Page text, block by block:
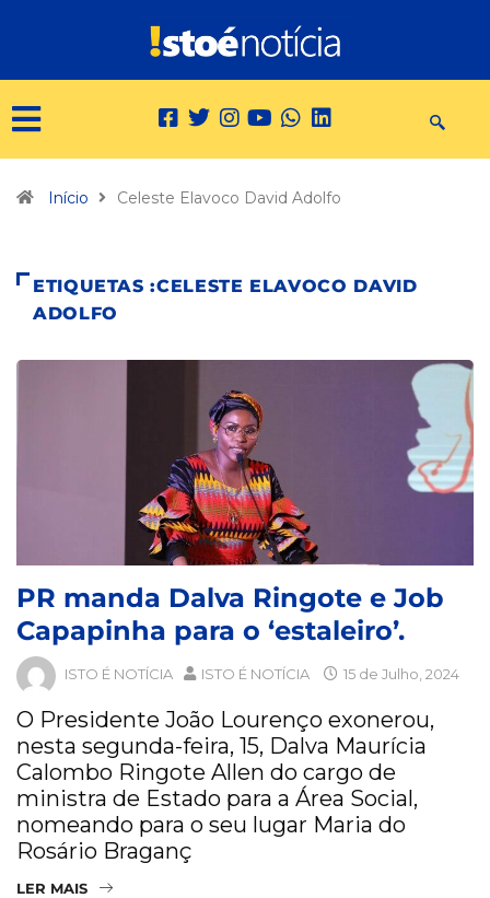
Início Celeste Elavoco David Adolfo
ETIQUETAS :CELESTE ELAVOCO DAVID
ADOLFO
PR manda Dalva Ringote e Job
Capapinha para o ‘estaleiro’.
ISTO É NOTÍCIA ISTO É NOTÍCIA 15 de Julho, 2024
O Presidente João Lourenço exonerou,
nesta segunda-feira, 15, Dalva Maurícia
Calombo Ringote Allen do cargo de
ministra de Estado para a Área Social,
nomeando para o seu lugar Maria do
Rosário Braganç
LER MAIS